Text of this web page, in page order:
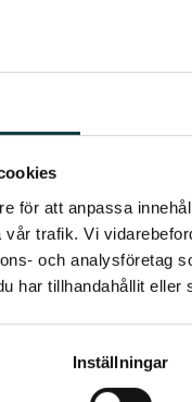
för att anpassa
trafik. Vi
och analysföretag
har tillhandahållit
Inställningar
naturligt och smakfullt
som optimerar
hos hästar och
829
på
direkt i din inkorg
behandlas i enlighet med